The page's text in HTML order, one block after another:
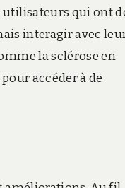
utilisateurs qui ont
interagir avec
la sclérose en
accéder à de